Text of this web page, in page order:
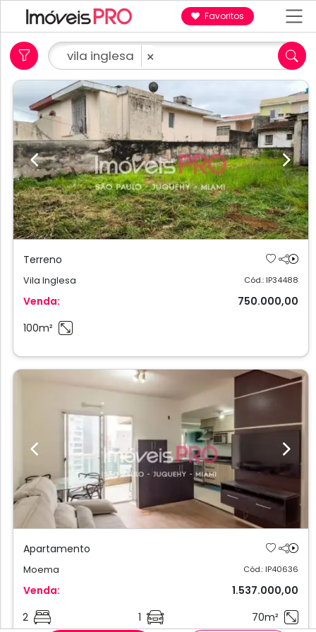
Favoritos
vila inglesa ×
Previous Next
Terreno
Vila Inglesa Cód.: IP34488
Venda:
750.000,00
100m²
Previous Next
Apartamento
Moema Cód.: IP40636
Venda:
1.537.000,00
2
1 70m²